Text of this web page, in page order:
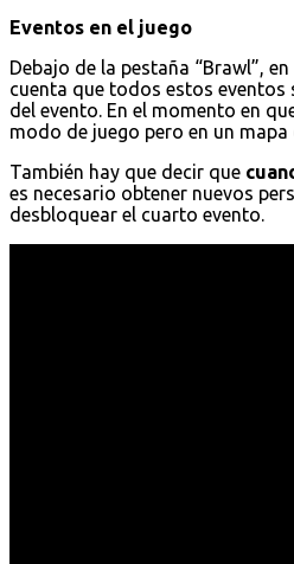
Eventos en el juego
Debajo de la pestaña “Brawl”,
cuenta que todos estos eventos
del evento. En el momento en
modo de juego pero en un mapa
También hay que decir que
es necesario obtener nuevos
desbloquear el cuarto evento.